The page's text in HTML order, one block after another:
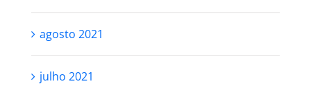
agosto 2021
julho 2021